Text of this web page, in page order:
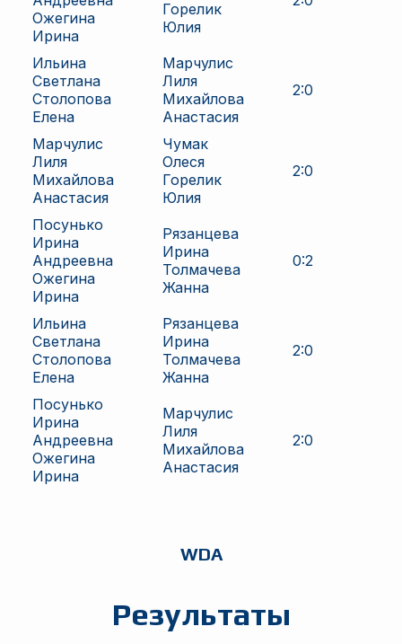
Ожегина
Ирина
Горелик
Юлия
Ильина
Светлана
Столопова
Елена
Марчулис
Лиля
Михайлова
Анастасия
2:0
Марчулис
Лиля
Михайлова
Анастасия
Чумак
Олеся
Горелик
Юлия
2:0
Посунько
Ирина
Андреевна
Ожегина
Ирина
Рязанцева
Ирина
Толмачева
Жанна
0:2
Ильина
Светлана
Столопова
Елена
Рязанцева
Ирина
Толмачева
Жанна
2:0
Посунько
Ирина
Андреевна
Ожегина
Ирина
Марчулис
Лиля
Михайлова
Анастасия
2:0
WDA
Результаты